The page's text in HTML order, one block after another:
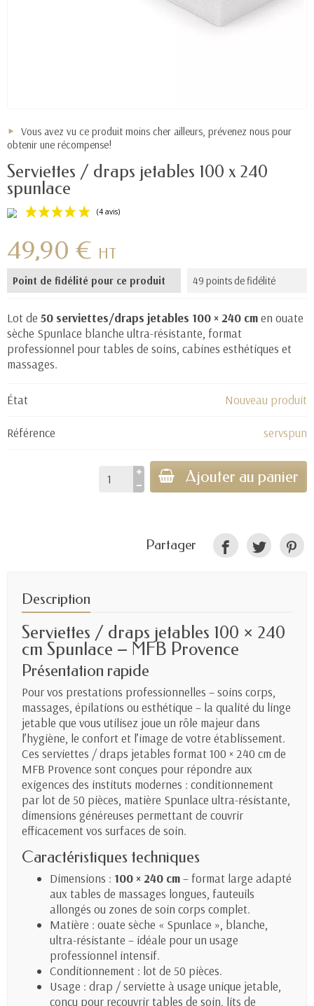
Vous avez vu ce produit moins cher ailleurs, prévenez nous pour
obtenir une récompense!
Serviettes / draps jetables 100 x 240
spunlace
49,90 € HT
Point de fidélité pour ce produit 49 points de fidélité
Lot de 50 serviettes/draps jetables 100 × 240 cmen ouate
sèche Spunlace blanche ultra-résistante, format
professionnel pour tables de soins, cabines esthétiques et
massages.
État Nouveau produit
Référence servspun
Ajouter au panier
Partager
Description
Serviettes / draps jetables 100 × 240
cm Spunlace – MFB Provence
Présentation rapide
Pour vos prestations professionnelles – soins corps,
massages, épilations ou esthétique – la qualité du linge
jetable que vous utilisez joue un rôle majeur dans
l’hygiène, le confort et l’image de votre établissement.
Ces serviettes / draps jetables format 100 × 240 cm de
MFB Provence sont conçues pour répondre aux
exigences des instituts modernes : conditionnement
par lot de 50 pièces, matière Spunlace ultra-résistante,
dimensions généreuses permettant de couvrir
efficacement vos surfaces de soin.
Caractéristiques techniques
Dimensions : 100 × 240 cm– format large adapté
aux tables de massages longues, fauteuils
allongés ou zones de soin corps complet.
Matière : ouate sèche « Spunlace », blanche,
ultra-résistante – idéale pour un usage
professionnel intensif.
Conditionnement : lot de 50 pièces.
Usage : drap / serviette à usage unique jetable,
conçu pour recouvrir tables de soin, lits de